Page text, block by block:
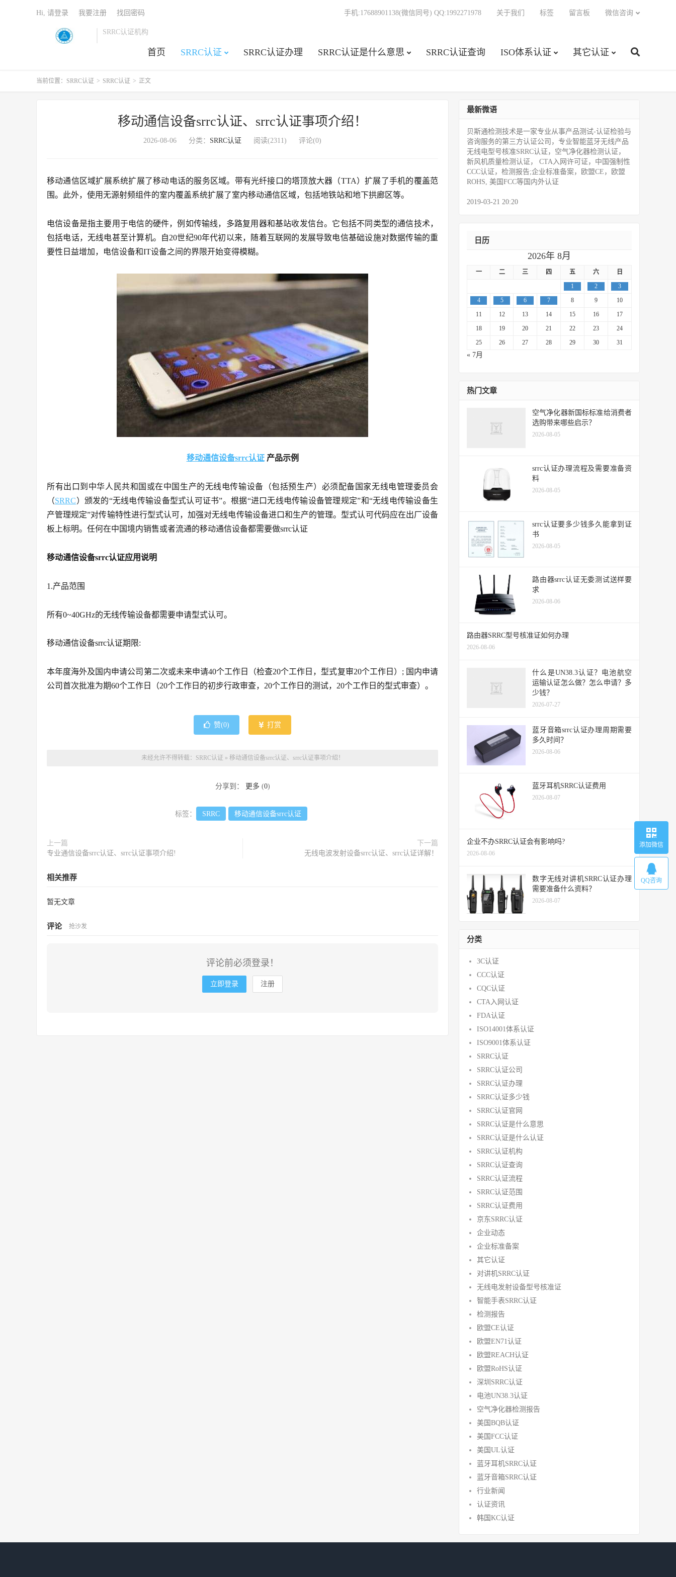
SRRC认证机构
首页 SRRC认证 SRRC认证办理 SRRC认证是什么意思 SRRC认证查询 ISO体系认证 其它认证
手机:17688901138(微信同号) QQ:1992271978 关于我们 标签 留言板 微信咨询
Hi, 请登录 我要注册 找回密码
当前位置： SRRC认证 > SRRC认证 > 正文
移动通信设备srrc认证、srrc认证事项介绍！
2026-08-06 分类： SRRC认证 阅读(2311) 评论(0)
移动通信区域扩展系统扩展了移动电话的服务区域。带有光纤接口的塔顶放大器（TTA）扩展了手机的覆盖范
围。此外，使用无源射频组件的室内覆盖系统扩展了室内移动通信区域，包括地铁站和地下拱廊区等。
电信设备是指主要用于电信的硬件，例如传输线，多路复用器和基站收发信台。它包括不同类型的通信技术，
包括电话，无线电甚至计算机。自20世纪90年代初以来，随着互联网的发展导致电信基础设施对数据传输的重
要性日益增加，电信设备和IT设备之间的界限开始变得模糊。
移动通信设备srrc认证产品示例
所有出口到中华人民共和国或在中国生产的无线电传输设备（包括预生产）必须配备国家无线电管理委员会
（SRRC）颁发的“无线电传输设备型式认可证书”。根据“进口无线电传输设备管理规定”和“无线电传输设备生
产管理规定”对传输特性进行型式认可，加强对无线电传输设备进口和生产的管理。型式认可代码应在出厂设备
板上标明。任何在中国境内销售或者流通的移动通信设备都需要做srrc认证
移动通信设备srrc认证应用说明
1.产品范围
所有0~40GHz的无线传输设备都需要申请型式认可。
移动通信设备srrc认证期限:
本年度海外及国内申请公司第二次或未来申请40个工作日（检查20个工作日，型式复审20个工作日）; 国内申请
公司首次批准为期60个工作日（20个工作日的初步行政审查，20个工作日的测试，20个工作日的型式审查）。
赞(0) 打赏
未经允许不得转载： SRRC认证 » 移动通信设备srrc认证、srrc认证事项介绍！
分享到： 更多 (0)
标签： SRRC 移动通信设备srrc认证
上一篇
专业通信设备srrc认证、srrc认证事项介绍!
下一篇
无线电波发射设备srrc认证、srrc认证详解！
相关推荐
暂无文章
评论 抢沙发
评论前必须登录！
立即登录 注册
最新微语
贝斯通检测技术是一家专业从事产品测试­-认证检验与
咨询服务的第三方认证公司，专业智能蓝牙无线产品
无线电型号核准SRRC认证，空气净化器检测认证，
新风机质量检测认证， CTA入网许可证，中国强制性
CCC认证，检测报告;企业标准备案，欧盟CE，欧盟
ROHS, 美国FCC等国内外认证
2019-03-21 20:20
日历
2026年 8月
一 二 三 四 五 六
日
1
2
3
4
5 6 7 8 9
10
11
12 13 14 15 16
17
18
19 20 21 22 23
24
25
26 27 28 29 30 31
« 7月
热门文章
空气净化器新国标标准给消费者
选购带来哪些启示？
2026-08-05
srrc认证办理流程及需要准备资
料
2026-08-05
srrc认证要多少钱多久能拿到证
书
2026-08-05
路由器srrc认证无委测试送样要
求
2026-08-06
路由器SRRC型号核准证如何办理
2026-08-06
什么是UN38.3认证？电池航空
运输认证怎么做？怎么申请？多
少钱？
2026-07-27
蓝牙音箱srrc认证办理周期需要
多久时间？
2026-08-06
蓝牙耳机SRRC认证费用
2026-08-07
企业不办SRRC认证会有影响吗?
2026-08-06
数字无线对讲机SRRC认证办理
需要准备什么资料？
2026-08-07
分类
3C认证
CCC认证
CQC认证
CTA入网认证
FDA认证
ISO14001体系认证
ISO9001体系认证
SRRC认证
SRRC认证公司
SRRC认证办理
SRRC认证多少钱
SRRC认证官网
SRRC认证是什么意思
SRRC认证是什么认证
SRRC认证机构
SRRC认证查询
SRRC认证流程
SRRC认证范围
SRRC认证费用
京东SRRC认证
企业动态
企业标准备案
其它认证
对讲机SRRC认证
无线电发射设备型号核准证
智能手表SRRC认证
检测报告
欧盟CE认证
欧盟EN71认证
欧盟REACH认证
欧盟RoHS认证
深圳SRRC认证
电池UN38.3认证
空气净化器检测报告
美国BQB认证
美国FCC认证
美国UL认证
蓝牙耳机SRRC认证
蓝牙音箱SRRC认证
行业新闻
认证资讯
韩国KC认证
添加微信
QQ咨询